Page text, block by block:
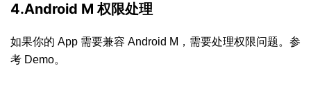
4.Android M 权限处理
如果你的 App 需要兼容 Android M，需要处理权限问题。参
考 Demo。